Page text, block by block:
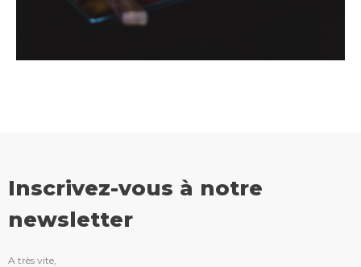
Inscrivez-vous à notre
newsletter
A très vite,